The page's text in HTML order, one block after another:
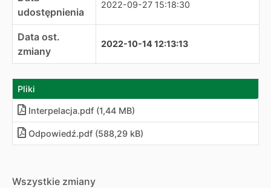
udostępnienia
2022-09-27 15:18:30
Data ost.
zmiany
2022-10-14 12:13:13
Pliki
Interpelacja.pdf (1,44 MB)
Odpowiedź.pdf (588,29 kB)
Wszystkie zmiany